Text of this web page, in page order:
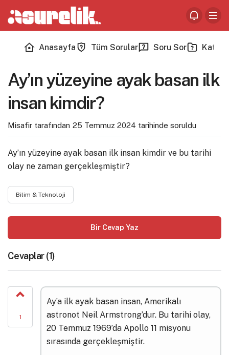
Anasayfa Tüm Sorular Soru Sor
Ay’ın yüzeyine ayak basan ilk
insan kimdir?
Misafir tarafından 25 Temmuz 2024 tarihinde soruldu
Ay’ın yüzeyine ayak basan ilk insan kimdir ve bu tarihi
olay ne zaman gerçekleşmiştir?
Bilim & Teknoloji
Bir Cevap Yaz
Cevaplar (1)
1
Ay’a ilk ayak basan insan, Amerikalı
astronot Neil Armstrong’dur. Bu tarihi olay,
20 Temmuz 1969’da Apollo 11 misyonu
sırasında gerçekleşmiştir.